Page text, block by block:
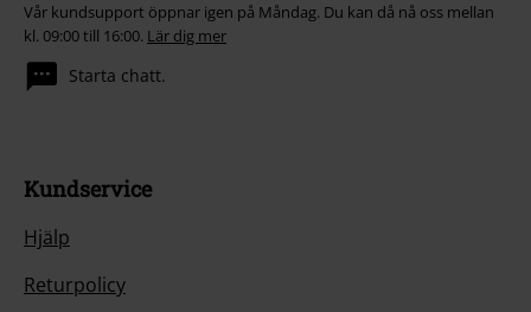
Vår kundsupport öppnar igen på Måndag. Du kan då nå oss mellan
kl. 09:00 till 16:00. Lär dig mer
Starta chatt.
Kundservice
Hjälp
Returpolicy